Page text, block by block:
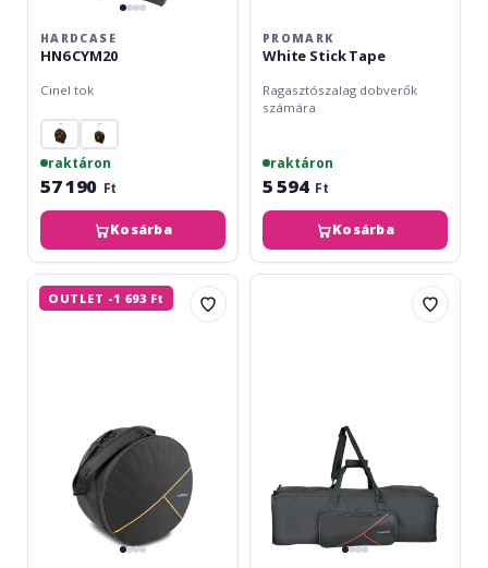
HARDCASE
HN6 CYM20
Cinel tok
raktáron
57 190 Ft
Kosárba
PROMARK
White Stick Tape
Ragasztószalag dobverők
számára
raktáron
5 594 Ft
Kosárba
Gewa
Drumset
OUTLET -1 693 Ft
Gewa